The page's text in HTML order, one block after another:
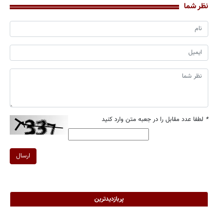
نظر شما
* لطفا عدد مقابل را در جعبه متن وارد کنید
ارسال
پربازدیدترین